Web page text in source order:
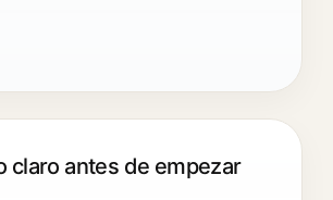
claro antes de empezar